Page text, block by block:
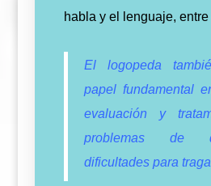
habla y el lenguaje, entre
El logopeda
papel fundamental
evaluación y
problemas de
dificultades para